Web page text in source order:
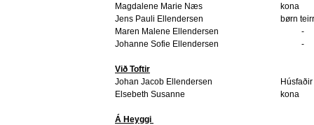
Magdalene Marie Næs
kona
Jens Pauli Ellendersen
børn
Maren Malene Ellendersen
-
Johanne Sofie Ellendersen
-
Við Toftir
Johan Jacob Ellendersen
Húsfaðir
Elsebeth Susanne
kona
Á Heyggi